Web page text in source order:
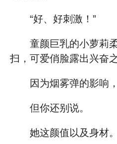
“好、好刺激！”
童颜巨乳的小萝莉
扫，可爱俏脸露出兴奋之
因为烟雾弹的影响
但你还别说。
她这颜值以及身材。